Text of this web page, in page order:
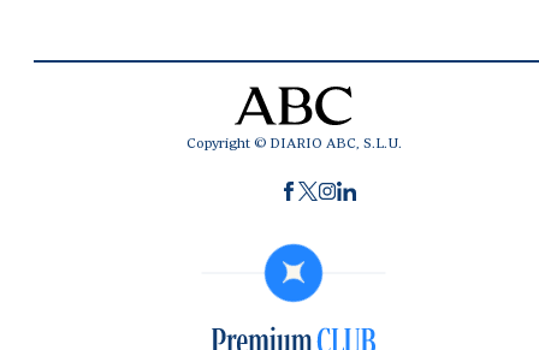
Copyright © DIARIO ABC, S.L.U.